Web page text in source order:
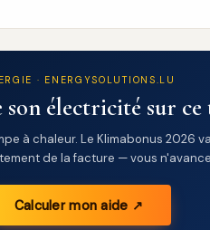
· ENERGYSOLUTIONS.LU
électricité sur
à chaleur. Le Klimabonus 2026
de la facture — vous
Calculer mon aide ↗